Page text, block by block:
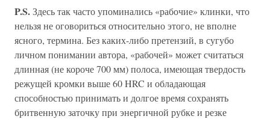
P.S.Здесь так часто упоминались «рабочие» клинки, что
нельзя не оговориться относительно этого, не вполне
ясного, термина. Без каких-либо претензий, в сугубо
личном понимании автора, «рабочей» может считаться
длинная (не короче 700 мм) полоса, имеющая твердость
режущей кромки выше 60 HRC и обладающая
способностью принимать и долгое время сохранять
бритвенную заточку при энергичной рубке и резке